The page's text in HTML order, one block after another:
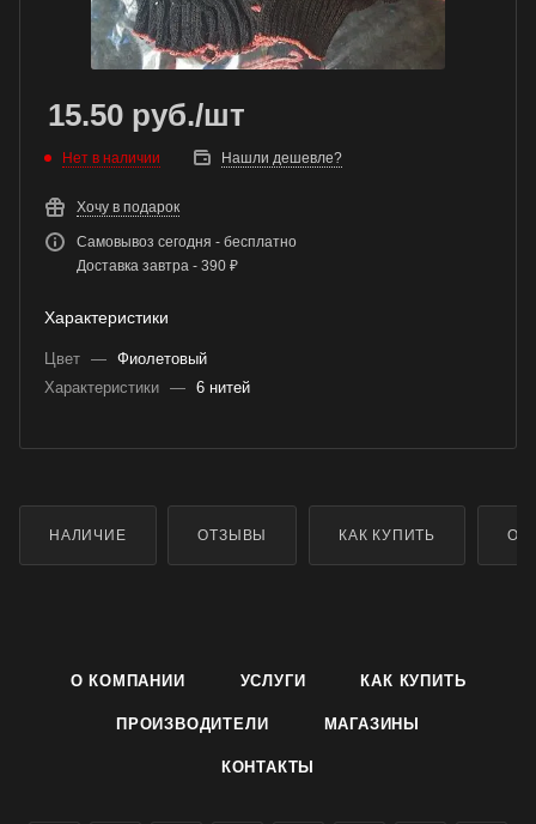
15.50 руб./шт
Нет в наличии Нашли дешевле?
Хочу в подарок
Самовывоз сегодня - бесплатно
Доставка завтра - 390 ₽
Характеристики
Цвет — Фиолетовый
Характеристики — 6 нитей
НАЛИЧИЕ ОТЗЫВЫ КАК КУПИТЬ
О КОМПАНИИ УСЛУГИ КАК КУПИТЬ
ПРОИЗВОДИТЕЛИ МАГАЗИНЫ
КОНТАКТЫ